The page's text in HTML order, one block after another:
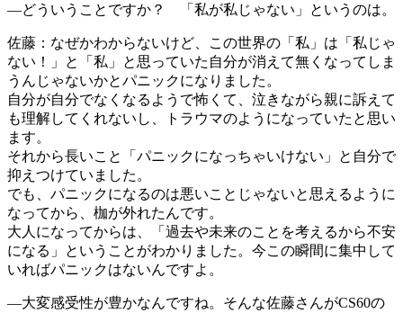
―どういうことですか？ 「私が私じゃない」というのは。
佐藤：なぜかわからないけど、この世界の「私」は「私じゃ
ない！」と「私」と思っていた自分が消えて無くなってしま
うんじゃないかとパニックになりました。
自分が自分でなくなるようで怖くて、泣きながら親に訴えて
も理解してくれないし、トラウマのようになっていたと思い
ます。
それから長いこと「パニックになっちゃいけない」と自分で
抑えつけていました。
でも、パニックになるのは悪いことじゃないと思えるように
なってから、枷が外れたんです。
大人になってからは、「過去や未来のことを考えるから不安
になる」ということがわかりました。今この瞬間に集中して
いればパニックはないんですよ。
―大変感受性が豊かなんですね。そんな佐藤さんがCS60の